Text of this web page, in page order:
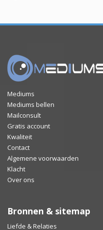
Mediums
Mediums bellen
Mailconsult
Gratis account
Kwaliteit
Contact
Algemene voorwaarden
Klacht
Over ons
Bronnen & sitemap
Liefde & Relaties